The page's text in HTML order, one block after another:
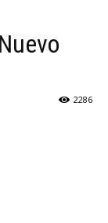
2286